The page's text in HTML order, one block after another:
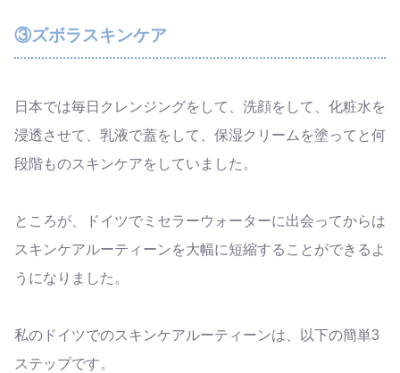
③ズボラスキンケア
日本では毎日クレンジングをして、洗顔をして、化粧水を
浸透させて、乳液で蓋をして、保湿クリームを塗ってと何
段階ものスキンケアをしていました。
ところが、ドイツで ミセラーウォーターに出会ってからは
スキンケアルーティーンを大幅に短縮することができるよ
うになりました。
私のドイツでのスキンケアルーティーンは、以下の簡単3
ステップです。